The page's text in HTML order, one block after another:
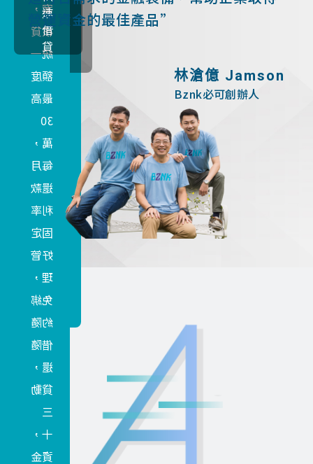
持票
人雙
方信
用是
否穩
健，
而對
於企
業的
產業
別並
無限
制。
必可
客票
融資
貼現
成數
高、
融資
成本
貼
現
加擔
保額
度，
最高
額度
200
萬
元，
讓資
金運
用更
為彈
性。
不
動
產
胎
設
定
營運資金的最佳產品”
林滄億 Jamson
Bznk必可創辦人